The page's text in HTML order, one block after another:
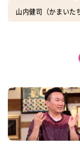
山内健司（かまいた